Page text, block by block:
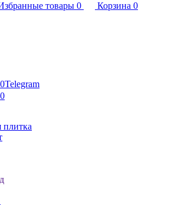
товары 0 Корзина 0
Telegram
плитка